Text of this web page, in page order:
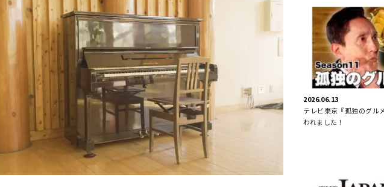
2026.06.13
テレビ東京『孤独のグル
われました！